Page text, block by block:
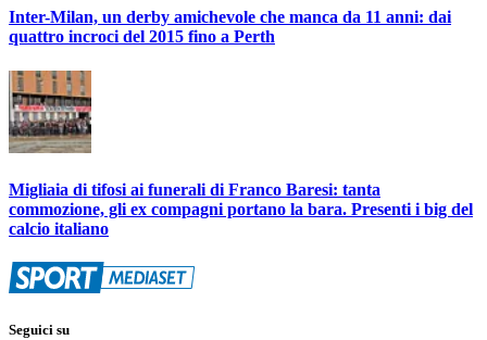
Inter-Milan, un derby amichevole che manca da 11 anni: dai
quattro incroci del 2015 fino a Perth
Migliaia di tifosi ai funerali di Franco Baresi: tanta
commozione, gli ex compagni portano la bara. Presenti i big del
calcio italiano
Seguici su